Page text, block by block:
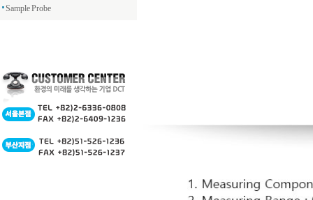
Sample Probe